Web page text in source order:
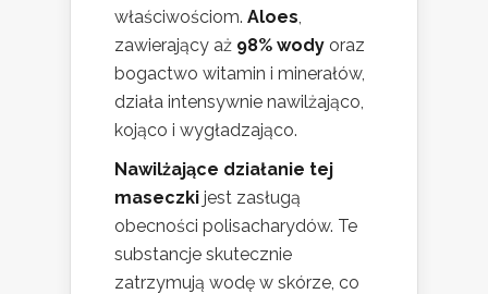
właściwościom. Aloes
zawierający aż 98% wody oraz
bogactwo witamin i minerałów,
działa intensywnie nawilżająco,
kojąco i wygładzająco.
Nawilżające działanie tej
maseczki jest zasługą
obecności polisacharydów. Te
substancje skutecznie
zatrzymują wodę w skórze, co